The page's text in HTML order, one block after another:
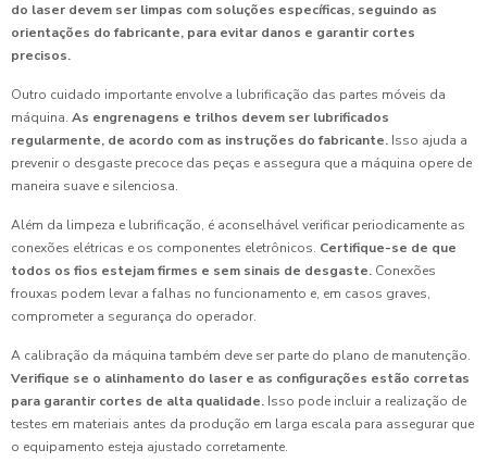
do laser devem ser limpas com soluções específicas, seguindo as
orientações do fabricante, para evitar danos e garantir cortes
precisos.
Outro cuidado importante envolve a lubrificação das partes móveis da
máquina. As engrenagens e trilhos devem ser lubrificados
regularmente, de acordo com as instruções do fabricante. Isso ajuda a
prevenir o desgaste precoce das peças e assegura que a máquina opere de
maneira suave e silenciosa.
Além da limpeza e lubrificação, é aconselhável verificar periodicamente as
conexões elétricas e os componentes eletrônicos. Certifique-se de que
todos os fios estejam firmes e sem sinais de desgaste. Conexões
frouxas podem levar a falhas no funcionamento e, em casos graves,
comprometer a segurança do operador.
A calibração da máquina também deve ser parte do plano de manutenção.
Verifique se o alinhamento do laser e as configurações estão corretas
para garantir cortes de alta qualidade. Isso pode incluir a realização de
testes em materiais antes da produção em larga escala para assegurar que
o equipamento esteja ajustado corretamente.